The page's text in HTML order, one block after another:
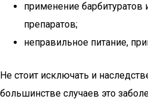
применение
препаратов;
неправильное питание,
Не стоит исключать и
большинстве случаев это